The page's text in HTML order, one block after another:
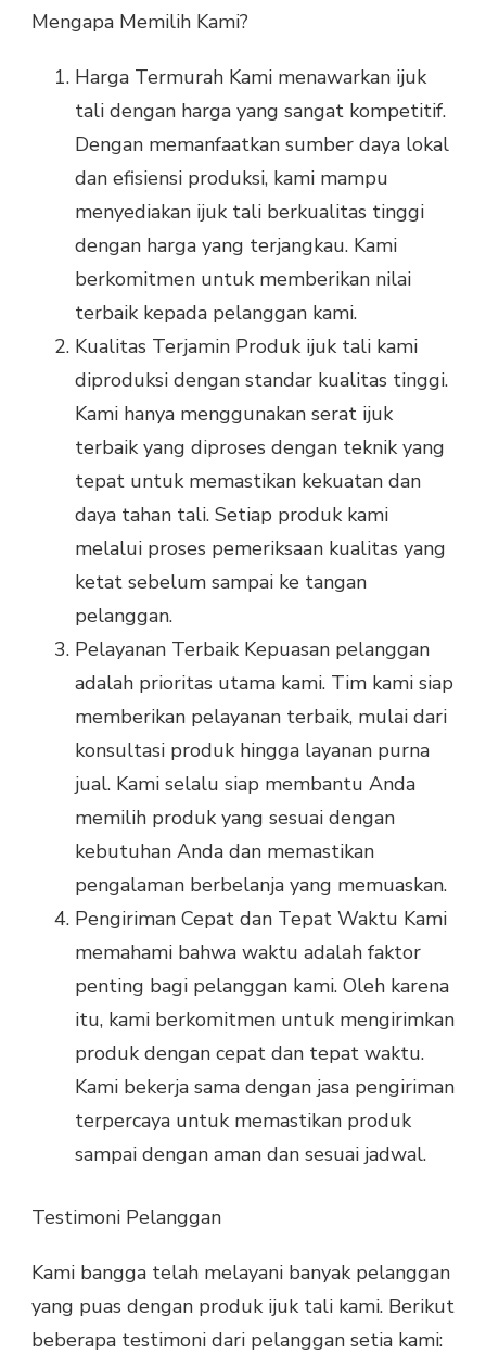
Mengapa Memilih Kami?
Harga Termurah Kami menawarkan ijuk
tali dengan harga yang sangat kompetitif.
Dengan memanfaatkan sumber daya lokal
dan efisiensi produksi, kami mampu
menyediakan ijuk tali berkualitas tinggi
dengan harga yang terjangkau. Kami
berkomitmen untuk memberikan nilai
terbaik kepada pelanggan kami.
Kualitas Terjamin Produk ijuk tali kami
diproduksi dengan standar kualitas tinggi.
Kami hanya menggunakan serat ijuk
terbaik yang diproses dengan teknik yang
tepat untuk memastikan kekuatan dan
daya tahan tali. Setiap produk kami
melalui proses pemeriksaan kualitas yang
ketat sebelum sampai ke tangan
pelanggan.
Pelayanan Terbaik Kepuasan pelanggan
adalah prioritas utama kami. Tim kami siap
memberikan pelayanan terbaik, mulai dari
konsultasi produk hingga layanan purna
jual. Kami selalu siap membantu Anda
memilih produk yang sesuai dengan
kebutuhan Anda dan memastikan
pengalaman berbelanja yang memuaskan.
Pengiriman Cepat dan Tepat Waktu Kami
memahami bahwa waktu adalah faktor
penting bagi pelanggan kami. Oleh karena
itu, kami berkomitmen untuk mengirimkan
produk dengan cepat dan tepat waktu.
Kami bekerja sama dengan jasa pengiriman
terpercaya untuk memastikan produk
sampai dengan aman dan sesuai jadwal.
Testimoni Pelanggan
Kami bangga telah melayani banyak pelanggan
yang puas dengan produk ijuk tali kami. Berikut
beberapa testimoni dari pelanggan setia kami: